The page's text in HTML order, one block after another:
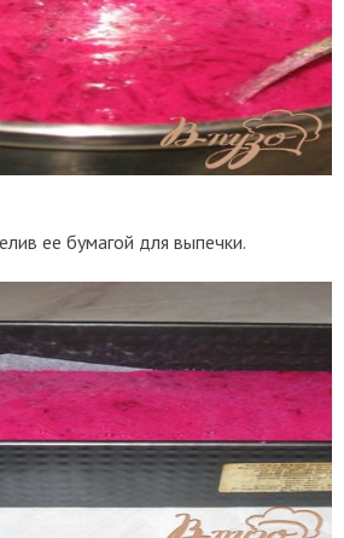
ее бумагой для выпечки.